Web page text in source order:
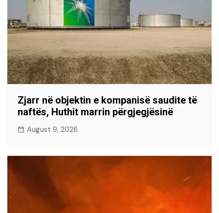
Zjarr në objektin e kompanisë saudite të
naftës, Huthit marrin përgjegjësinë
August 9, 2026